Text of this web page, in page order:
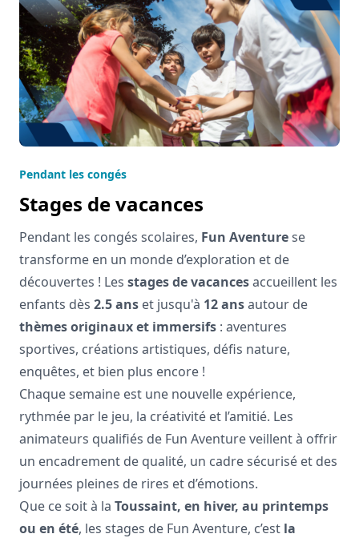
Pendant les congés
Stages de vacances
Pendant les congés scolaires, Fun Aventurese
transforme en un monde d’exploration et de
découvertes ! Les stages de vacancesaccueillent les
enfants dès 2.5 ans et jusqu'à 12 ansautour de
thèmes originaux et immersifs : aventures
sportives, créations artistiques, défis nature,
enquêtes, et bien plus encore !
Chaque semaine est une nouvelle expérience,
rythmée par le jeu, la créativité et l’amitié. Les
animateurs qualifiés de Fun Aventure veillent à offrir
un encadrement de qualité, un cadre sécurisé et des
journées pleines de rires et d’émotions.
Que ce soit à la Toussaint, en hiver, au printemps
ou en été, les stages de Fun Aventure, c’est la